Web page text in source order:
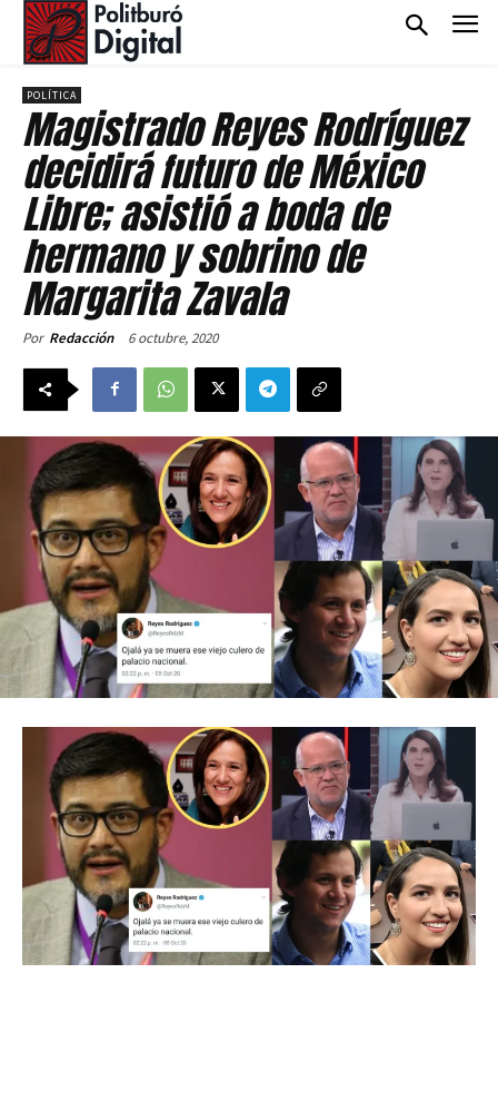
POLÍTICA
Magistrado Reyes Rodríguez
decidirá futuro de México
Libre; asistió a boda de
hermano y sobrino de
Margarita Zavala
Por Redacción 6 octubre, 2020